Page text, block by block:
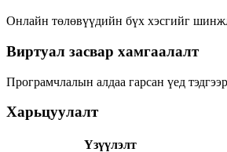
Онлайн төлөвүүдийн бүх хэсгийг
Виртуал засвар хамгаалалт
Програмчлалын алдаа гарсан үед
Харьцуулалт
Үзүүлэлт